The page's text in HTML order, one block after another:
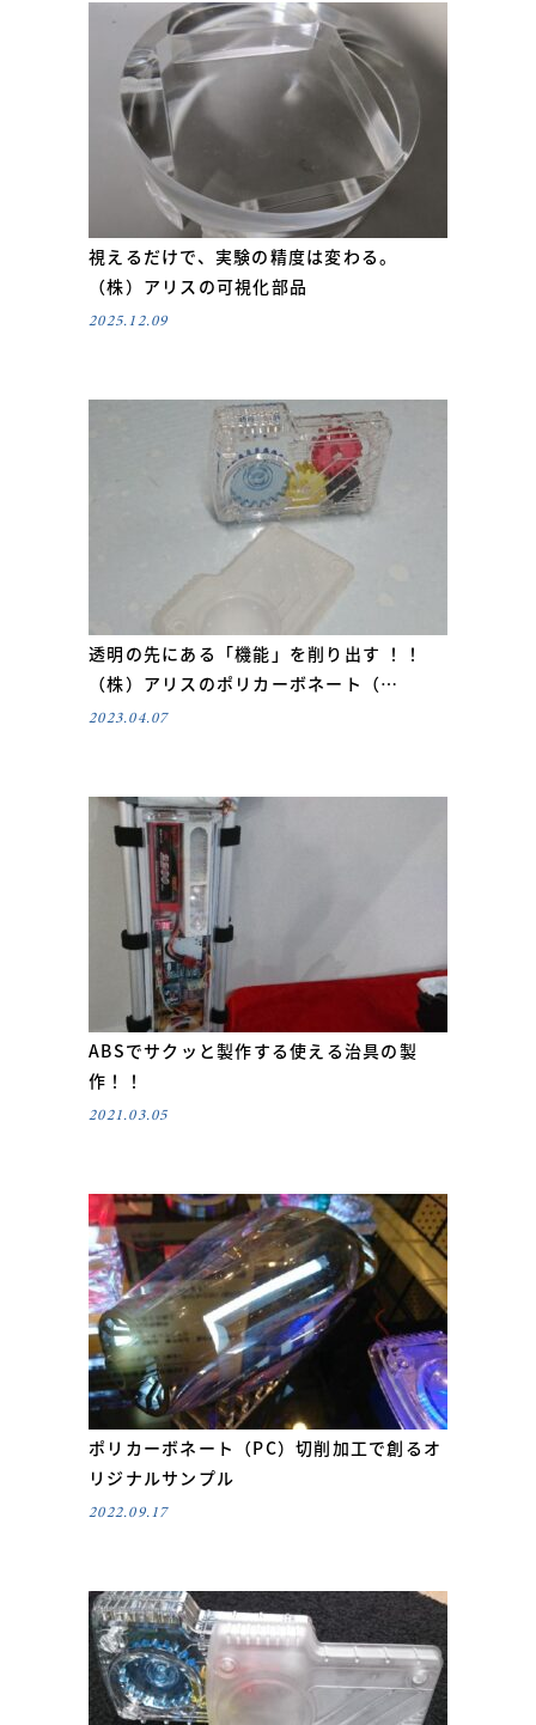
視えるだけで、実験の精度は変わる。
（株）アリスの可視化部品
2025.12.09
透明の先にある「機能」を削り出す ！！
（株）アリスのポリカーボネート（…
2023.04.07
ABSでサクッと製作する使える治具の製
作！！
2021.03.05
ポリカーボネート（PC）切削加工で創るオ
リジナルサンプル
2022.09.17